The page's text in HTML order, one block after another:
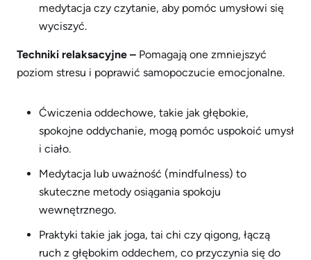
medytacja czy czytanie, aby pomóc umysłowi się
wyciszyć.
Techniki relaksacyjne – Pomagają one zmniejszyć
poziom stresu i poprawić samopoczucie emocjonalne.
Ćwiczenia oddechowe, takie jak głębokie,
spokojne oddychanie, mogą pomóc uspokoić umysł
i ciało.
Medytacja lub uważność (mindfulness) to
skuteczne metody osiągania spokoju
wewnętrznego.
Praktyki takie jak joga, tai chi czy qigong, łączą
ruch z głębokim oddechem, co przyczynia się do